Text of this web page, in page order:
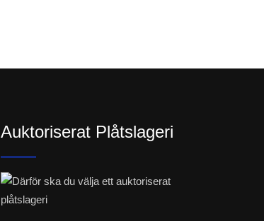
Auktoriserat Plåtslageri